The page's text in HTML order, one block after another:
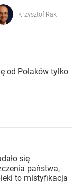
Krzysztof Rak
od Polaków tylko
się
państwa,
to mistyfikacja